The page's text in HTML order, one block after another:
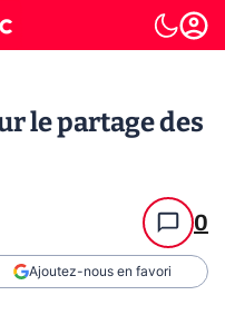
le partage des
0
Ajoutez-nous en favori